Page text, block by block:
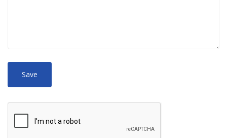
HTML
Web page addresses and e-mail addresses turn into links
Lines and paragraphs break automatically.